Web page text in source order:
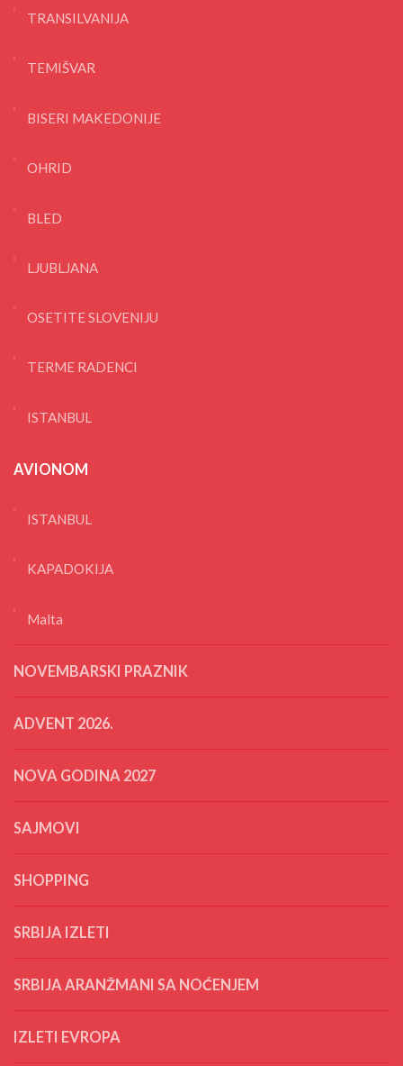
TRANSILVANIJA
TEMIŠVAR
BISERI MAKEDONIJE
OHRID
BLED
LJUBLJANA
OSETITE SLOVENIJU
TERME RADENCI
ISTANBUL
AVIONOM
ISTANBUL
KAPADOKIJA
Malta
NOVEMBARSKI PRAZNIK
ADVENT 2026.
NOVA GODINA 2027
SAJMOVI
SHOPPING
SRBIJA IZLETI
SRBIJA ARANŽMANI SA NOĆENJEM
IZLETI EVROPA